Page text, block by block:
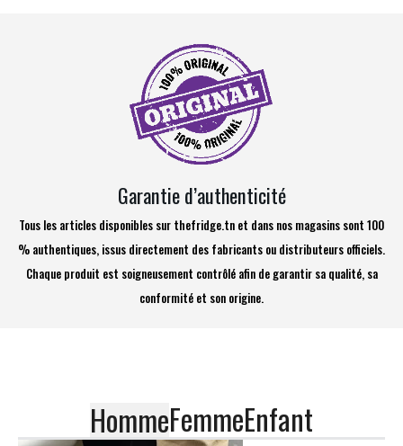
Garantie d’authenticité
Tous les articles disponibles sur thefridge.tn et dans nos magasins sont 100
% authentiques, issus directement des fabricants ou distributeurs officiels.
Chaque produit est soigneusement contrôlé afin de garantir sa qualité, sa
conformité et son origine.
HommeFemmeEnfant